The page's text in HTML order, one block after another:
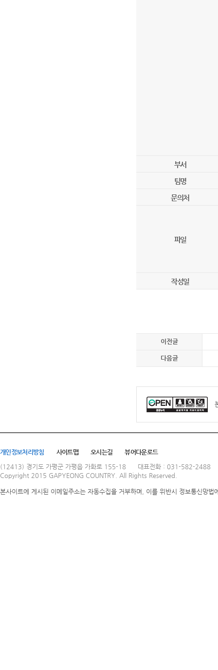
부서
팀명
문의처
파일
작성일
이전글
다음글
개인정보처리방침 사이트맵 오시는길
뷰어다운로드
(12413) 경기도 가평군 가평읍 가화로 155-18
대표전화 : 031-582-2488
Copyright 2015 GAPYEONG COUNTRY. All Rights Reserved.
본사이트에 게시된 이메일주소는 자동수집을 거부하며, 이를 위반시 정보통신망법